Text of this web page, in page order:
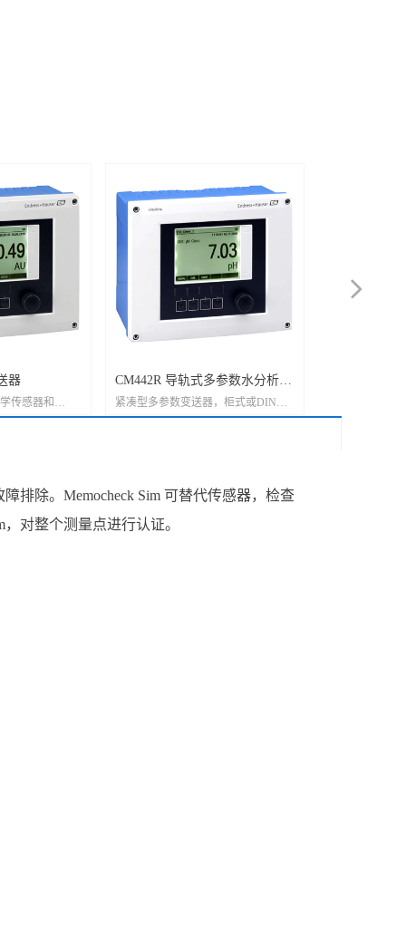
排除。Memocheck Sim 可替代传感器，检查
对整个测量点进行认证。
器
传感器和
CM442R 导轨式多参数水分析变
送器
紧凑型多参数变送器，柜式或DIN导
轨式安装，适用于各个行业
行业的在危险
넲